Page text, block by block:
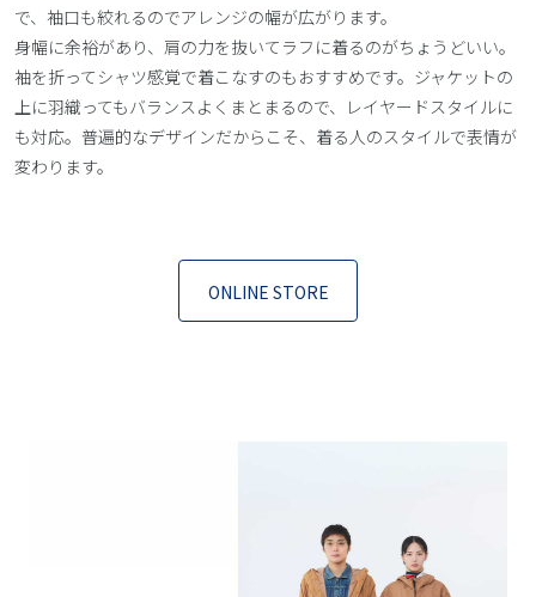
で、袖口も絞れるのでアレンジの幅が広がります。
身幅に余裕があり、肩の力を抜いてラフに着るのがちょうどいい。
袖を折ってシャツ感覚で着こなすのもおすすめです。ジャケットの
上に羽織ってもバランスよくまとまるので、レイヤードスタイルに
も対応。普遍的なデザインだからこそ、着る人のスタイルで表情が
変わります。
ONLINE STORE